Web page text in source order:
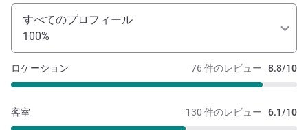
すべてのプロフィール
100%
76 件のレビュー 8.8/10
ロケーション
130 件のレビュー 6.1/10
客室